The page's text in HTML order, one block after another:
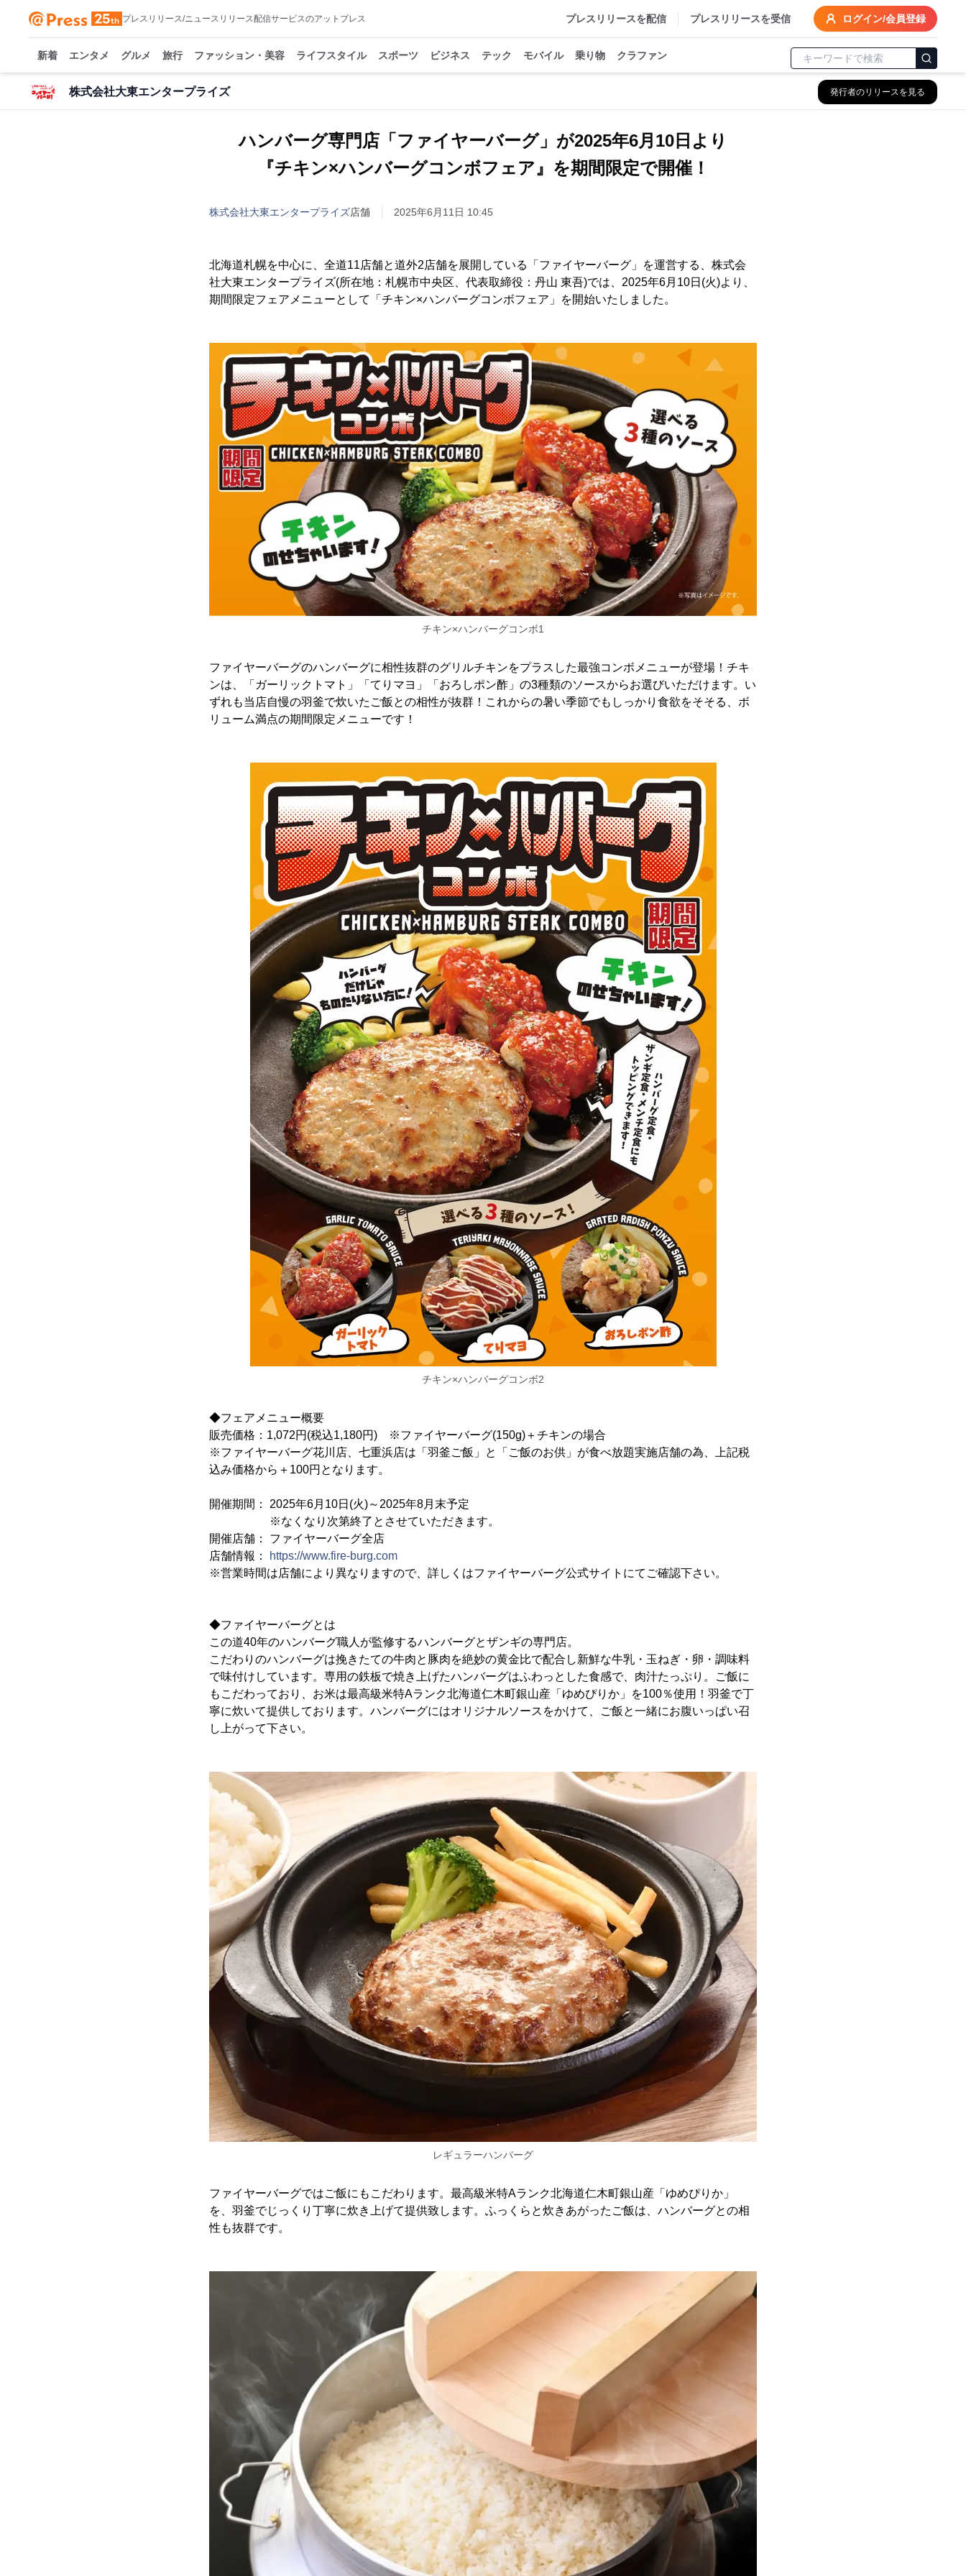
プレスリリース/ニュースリリース配信サービスのアットプレス プレスリリースを配信 プレスリリースを受信 ログイン/会員登録
新着 エンタメ グルメ 旅行 ファッション・美容 ライフスタイル スポーツ ビジネス テック モバイル 乗り物 クラファン
株式会社大東エンタープライズ 発行者のリリースを見る
ハンバーグ専門店「ファイヤーバーグ」が2025年6月10日より
『チキン×ハンバーグコンボフェア』を期間限定で開催！
株式会社大東エンタープライズ店舗 2025年6月11日 10:45
北海道札幌を中心に、全道11店舗と道外2店舗を展開している「ファイヤーバーグ」を運営する、株式会
社大東エンタープライズ(所在地：札幌市中央区、代表取締役：丹山 東吾)では、2025年6月10日(火)より、
期間限定フェアメニューとして「チキン×ハンバーグコンボフェア」を開始いたしました。
チキン×ハンバーグコンボ1
ファイヤーバーグのハンバーグに相性抜群のグリルチキンをプラスした最強コンボメニューが登場！チキ
ンは、「ガーリックトマト」「てりマヨ」「おろしポン酢」の3種類のソースからお選びいただけます。い
ずれも当店自慢の羽釜で炊いたご飯との相性が抜群！これからの暑い季節でもしっかり食欲をそそる、ボ
リューム満点の期間限定メニューです！
チキン×ハンバーグコンボ2
◆フェアメニュー概要
販売価格：1,072円(税込1,180円) ※ファイヤーバーグ(150g)＋チキンの場合
※ファイヤーバーグ花川店、七重浜店は「羽釜ご飯」と「ご飯のお供」が食べ放題実施店舗の為、上記税
込み価格から＋100円となります。
開催期間： 2025年6月10日(火)～2025年8月末予定
※なくなり次第終了とさせていただきます。
開催店舗： ファイヤーバーグ全店
店舗情報：
https://www.fire-burg.com
※営業時間は店舗により異なりますので、詳しくはファイヤーバーグ公式サイトにてご確認下さい。
◆ファイヤーバーグとは
この道40年のハンバーグ職人が監修するハンバーグとザンギの専門店。
こだわりのハンバーグは挽きたての牛肉と豚肉を絶妙の黄金比で配合し新鮮な牛乳・玉ねぎ・卵・調味料
で味付けしています。専用の鉄板で焼き上げたハンバーグはふわっとした食感で、肉汁たっぷり。ご飯に
もこだわっており、お米は最高級米特Aランク北海道仁木町銀山産「ゆめぴりか」を100％使用！羽釜で丁
寧に炊いて提供しております。ハンバーグにはオリジナルソースをかけて、ご飯と一緒にお腹いっぱい召
し上がって下さい。
レギュラーハンバーグ
ファイヤーバーグではご飯にもこだわります。最高級米特Aランク北海道仁木町銀山産「ゆめぴりか」
を、羽釜でじっくり丁寧に炊き上げて提供致します。ふっくらと炊きあがったご飯は、ハンバーグとの相
性も抜群です。